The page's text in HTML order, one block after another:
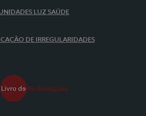
LUZ SAÚDE
DE IRREGULARIDADES